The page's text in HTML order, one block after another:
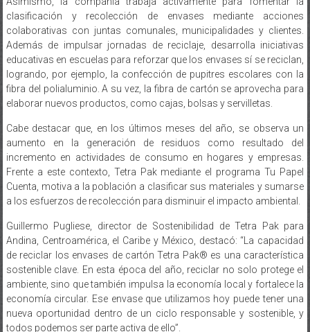
clasificación y recolección de envases mediante acciones
colaborativas con juntas comunales, municipalidades y clientes.
Además de impulsar jornadas de reciclaje, desarrolla iniciativas
educativas en escuelas para reforzar que los envases sí se reciclan,
logrando, por ejemplo, la confección de pupitres escolares con la
fibra del polialuminio. A su vez, la fibra de cartón se aprovecha para
elaborar nuevos productos, como cajas, bolsas y servilletas.
Cabe destacar que, en los últimos meses del año, se observa un
aumento en la generación de residuos como resultado del
incremento en actividades de consumo en hogares y empresas.
Frente a este contexto, Tetra Pak mediante el programa Tu Papel
Cuenta, motiva a la población a clasificar sus materiales y sumarse
a los esfuerzos de recolección para disminuir el impacto ambiental.
Guillermo Pugliese, director de Sostenibilidad de Tetra Pak para
Andina, Centroamérica, el Caribe y México, destacó: “La capacidad
de reciclar los envases de cartón Tetra Pak® es una característica
sostenible clave. En esta época del año, reciclar no solo protege el
ambiente, sino que también impulsa la economía local y fortalece la
economía circular. Ese envase que utilizamos hoy puede tener una
nueva oportunidad dentro de un ciclo responsable y sostenible, y
todos podemos ser parte activa de ello”.